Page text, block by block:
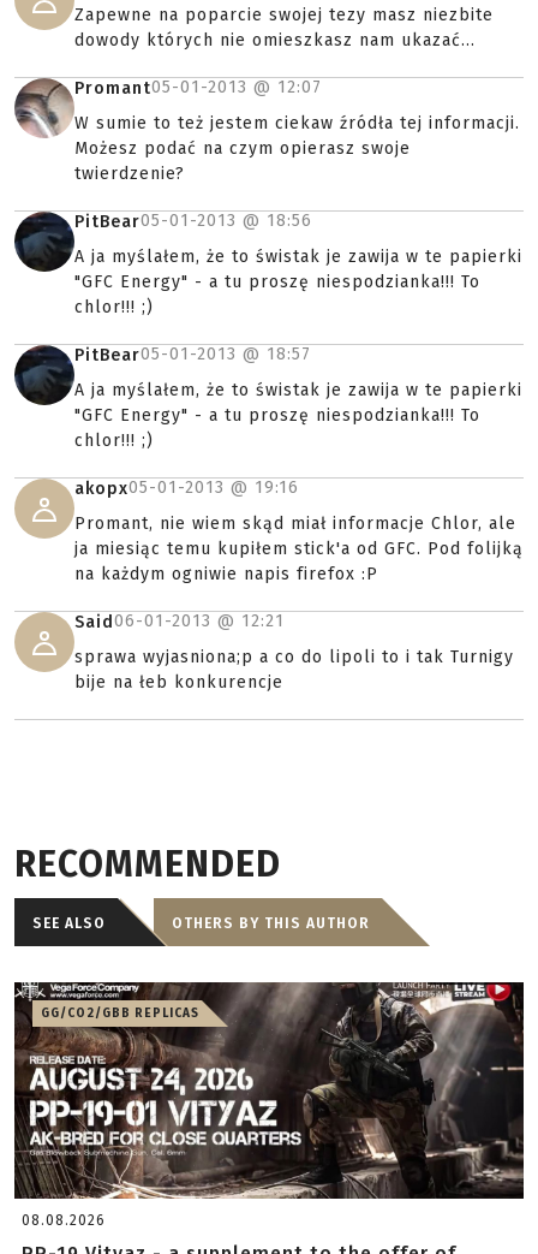
Zapewne na poparcie swojej tezy masz niezbite
dowody których nie omieszkasz nam ukazać...
Promant05-01-2013 @ 12:07
W sumie to też jestem ciekaw źródła tej informacji.
Możesz podać na czym opierasz swoje
twierdzenie?
PitBear05-01-2013 @ 18:56
A ja myślałem, że to świstak je zawija w te papierki
"GFC Energy" - a tu proszę niespodzianka!!! To
chlor!!! ;)
PitBear05-01-2013 @ 18:57
A ja myślałem, że to świstak je zawija w te papierki
"GFC Energy" - a tu proszę niespodzianka!!! To
chlor!!! ;)
akopx05-01-2013 @ 19:16
Promant, nie wiem skąd miał informacje Chlor, ale
ja miesiąc temu kupiłem stick'a od GFC. Pod folijką
na każdym ogniwie napis firefox :P
Said06-01-2013 @ 12:21
sprawa wyjasniona;p a co do lipoli to i tak Turnigy
bije na łeb konkurencje
RECOMMENDED
SEE ALSO OTHERS BY THIS AUTHOR
GG/CO2/GBB REPLICAS
08.08.2026